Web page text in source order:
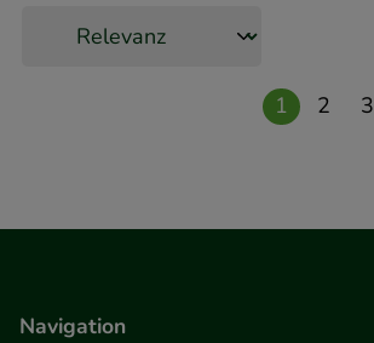
1 2 3
Navigation